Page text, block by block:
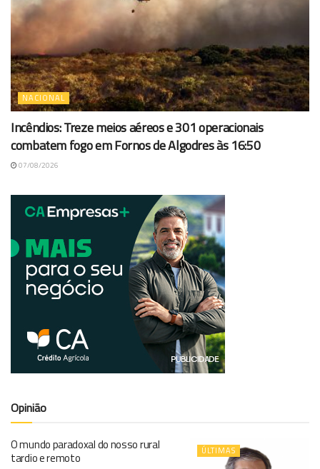
NACIONAL
Incêndios: Treze meios aéreos e 301 operacionais
combatem fogo em Fornos de Algodres às 16:50
07/08/2026
Opinião
ÚLTIMAS
O mundo paradoxal do nosso rural
tardio e remoto